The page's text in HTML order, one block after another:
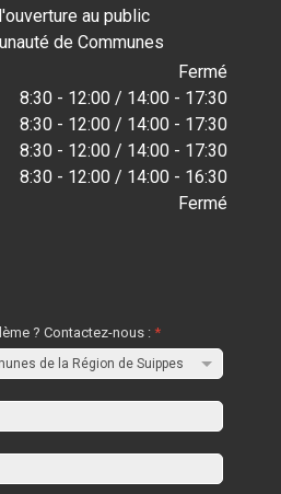
au public
de Communes
Fermé
8:30 - 12:00 / 14:00 - 17:30
8:30 - 12:00 / 14:00 - 17:30
8:30 - 12:00 / 14:00 - 17:30
8:30 - 12:00 / 14:00 - 16:30
Fermé
? Contactez-nous :*